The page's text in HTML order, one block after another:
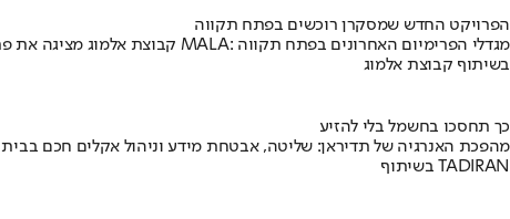
הפרויקט החדש שמסקרן רוכשים בפתח תקווה
קבוצת אלמוג מציגה את פרויקט MALA: מגדלי הפרימיום האחרונים בפתח תקווה
בשיתוף קבוצת אלמוג
כך תחסכו בחשמל בלי להזיע
מהפכת האנרגיה של תדיראן: שליטה, אבטחת מידע וניהול אקלים חכם בבית
בשיתוף TADIRAN